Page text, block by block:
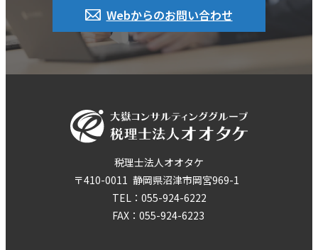
Webからのお問い合わせ
税理士法人オオタケ
〒410-0011 静岡県沼津市岡宮969-1
TEL：055-924-6222
FAX：055-924-6223